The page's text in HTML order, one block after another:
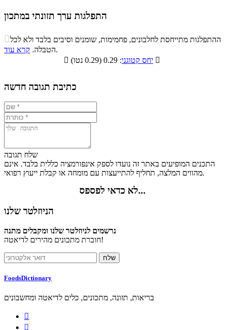
התפלגות ערך תזונתי במתכון
התפלגות ערך תזונתי במתכון
סיבים
תזונתיים
שומנים חלבונים
56.5%
ההתפלגות מתייחסת לחלבונים, פחמימות, שומנים וסיבים בלבד ולא לכל
הטבלה. קרא עוד
.

יחס קטוגני 
כתיבת תגובה חדשה
שלח תגובה
התכנים המופיעים באתר זה נועדו לספק אינפורמציה כללית בלבד. אינם
מהווים המלצה, תחליף להתייעצות עם מומחה או קבלת ייעוץ רפואי.
לא כדאי לפספס...
הניוזלטר שלנו
נרשמים לניוזלטר שלנו ומקבלים מתנה
חוברת מתכונים מהירים לדיאטה!
FoodsDictionary
בריאות, תזונה, מתכונים, כלים לדיאטה ומחשבונים

